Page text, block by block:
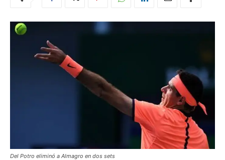
Del Potro eliminó a Almagro en dos sets